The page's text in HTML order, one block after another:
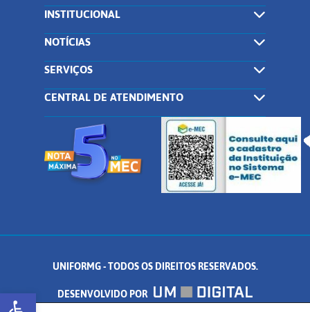
Abrir a barra de ferramentas
INSTITUCIONAL
NOTÍCIAS
SERVIÇOS
CENTRAL DE ATENDIMENTO
UNIFORMG - TODOS OS DIREITOS RESERVADOS.
DESENVOLVIDO POR